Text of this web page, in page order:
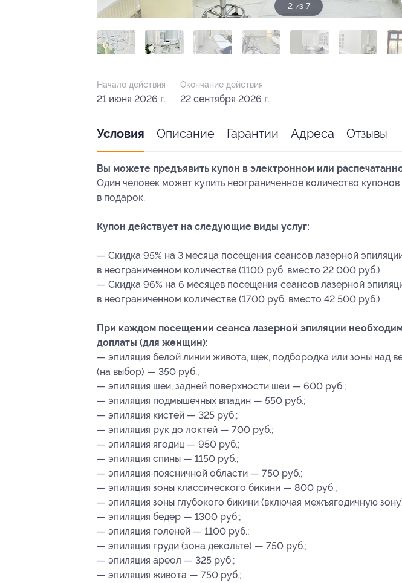
3 из 7
Начало действия
21 июня 2026 г.
Окончание действия
22 сентября 2026 г.
Условия Описание Гарантии Адреса Отзывы
Вы можете предъявить купон в электронном или
Один человек может купить неограниченное количество купонов
в подарок.
Купон действует на следующие виды услуг:
— Скидка 95% на 3 месяца посещения сеансов лазерной
в неограниченном количестве (1100 руб. вместо 22 000 руб.)
— Скидка 96% на 6 месяцев посещения сеансов лазерной
в неограниченном количестве (1700 руб. вместо 42 500 руб.)
При каждом посещении сеанса лазерной эпиляции
доплаты (для женщин):
— эпиляция белой линии живота, щек, подбородка или зоны над
(на выбор) — 350 руб.;
— эпиляция шеи, задней поверхности шеи — 600 руб.;
— эпиляция подмышечных впадин — 550 руб.;
— эпиляция кистей — 325 руб.;
— эпиляция рук до локтей — 700 руб.;
— эпиляция ягодиц — 950 руб.;
— эпиляция спины — 1150 руб.;
— эпиляция поясничной области — 750 руб.;
— эпиляция зоны классического бикини — 800 руб.;
— эпиляция зоны глубокого бикини (включая межъягодичную
— эпиляция бедер — 1300 руб.;
— эпиляция голеней — 1100 руб.;
— эпиляция груди (зона декольте) — 750 руб.;
— эпиляция ареол — 325 руб.;
— эпиляция живота — 750 руб.;